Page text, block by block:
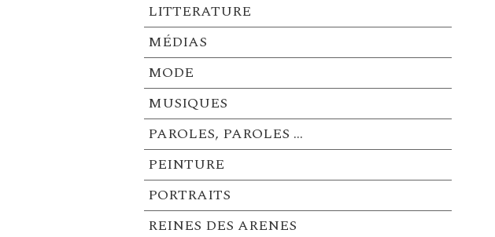
LITTERATURE
MÉDIAS
MODE
MUSIQUES
PAROLES, PAROLES …
PEINTURE
PORTRAITS
REINES DES ARENES